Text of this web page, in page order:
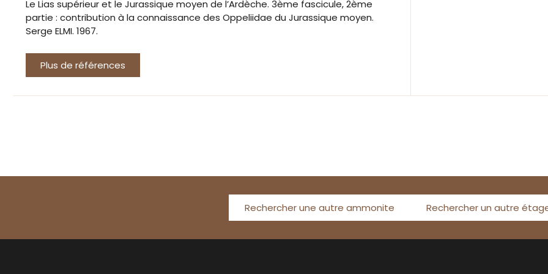
Le Lias supérieur et le Jurassique moyen de l’Ardèche. 3ème fascicule, 2ème
partie : contribution à la connaissance des Oppeliidae du Jurassique moyen.
Serge ELMI. 1967.
Plus de références
Rechercher une autre ammonite Rechercher un autre